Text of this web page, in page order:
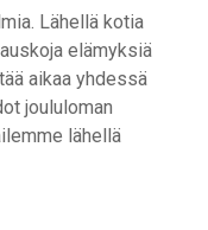
Lähellä kotia
elämyksiä
aikaa yhdessä
joululoman
lähellä